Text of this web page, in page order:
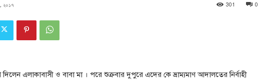
২০১৭ 0
301
এলাকাবাসী ও বাবা মা । পরে শুক্রবার দুপুরে এদের কে ভ্রাম্যমাণ আদালতের নির্বাহী